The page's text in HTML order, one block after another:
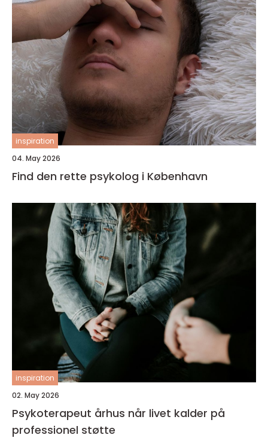
inspiration
04. May 2026
Find den rette psykolog i København
inspiration
02. May 2026
Psykoterapeut århus når livet kalder på
professionel støtte